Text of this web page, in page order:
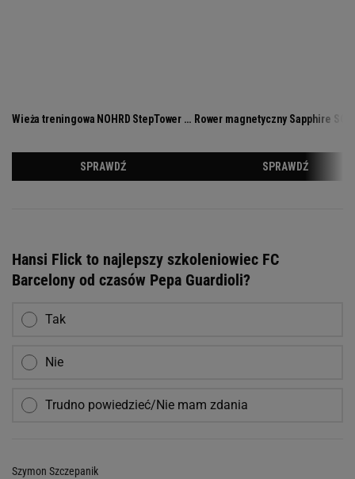
Hansi Flick to najlepszy szkoleniowiec FC
Barcelony od czasów Pepa Guardioli?
Tak
Nie
Trudno powiedzieć/Nie mam zdania
Szymon Szczepanik